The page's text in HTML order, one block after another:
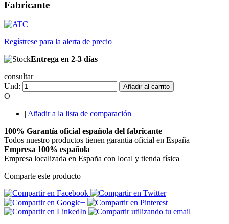
Fabricante
Regístrese para la alerta de precio
Entrega en 2-3 días
consultar
Und:
Añadir al carrito
O
| Añadir a la lista de comparación
100% Garantía oficial española del fabricante
Todos nuestro productos tienen garantia oficial en España
Empresa 100% española
Empresa localizada en España con local y tienda física
Comparte este producto